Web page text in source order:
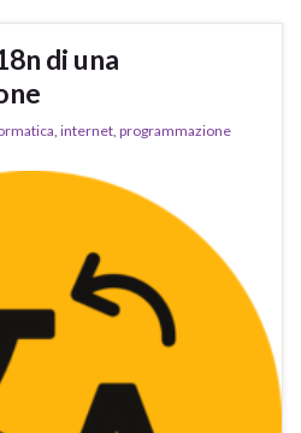
di una
, internet, programmazione